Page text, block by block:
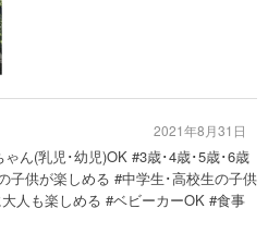
ん(乳児･幼児)OK #3歳･4歳･5歳･6歳
子供が楽しめる #中学生･高校生の子供
人も楽しめる #ベビーカーOK #食事
2021年8月31日